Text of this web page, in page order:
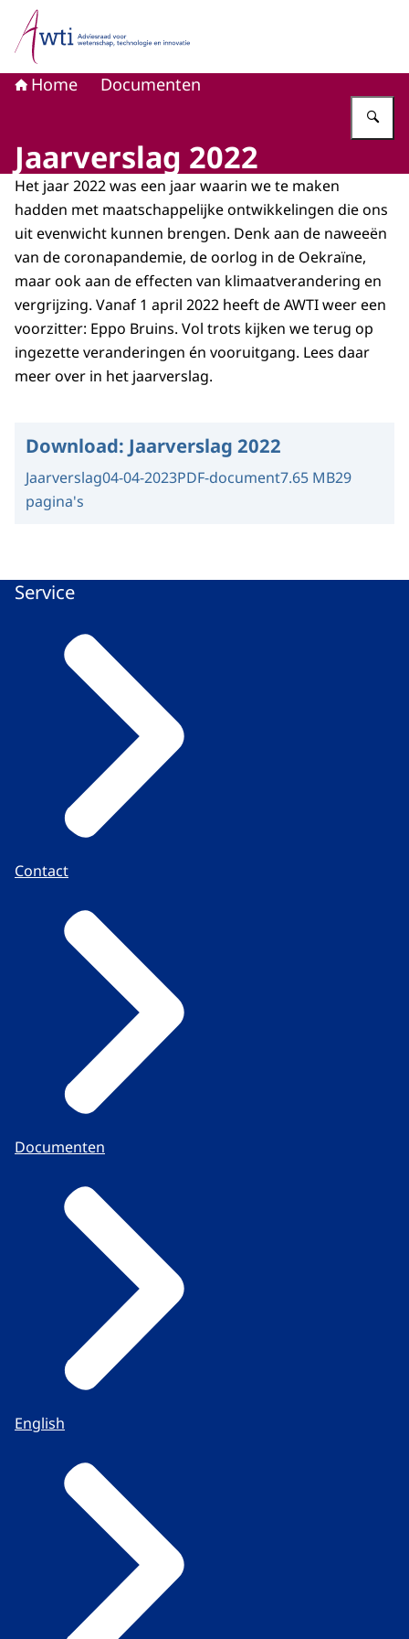
Naar de homepage van Adviesraad voor wetenschap,
Home Documenten
Jaarverslag 2022
Het jaar 2022 was een jaar waarin we te maken
hadden met maatschappelijke ontwikkelingen die ons
uit evenwicht kunnen brengen. Denk aan de naweeën
van de coronapandemie, de oorlog in de Oekraïne,
maar ook aan de effecten van klimaatverandering en
vergrijzing. Vanaf 1 april 2022 heeft de AWTI weer een
voorzitter: Eppo Bruins. Vol trots kijken we terug op
ingezette veranderingen én vooruitgang. Lees daar
meer over in het jaarverslag.
Download: Jaarverslag 2022
Jaarverslag04-04-2023PDF-document7.65 MB29
pagina's
Service
Contact
Documenten
English